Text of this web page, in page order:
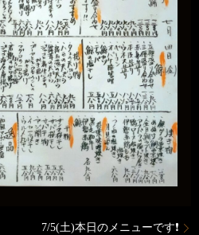
7/5(土)本日のメニューです❗️